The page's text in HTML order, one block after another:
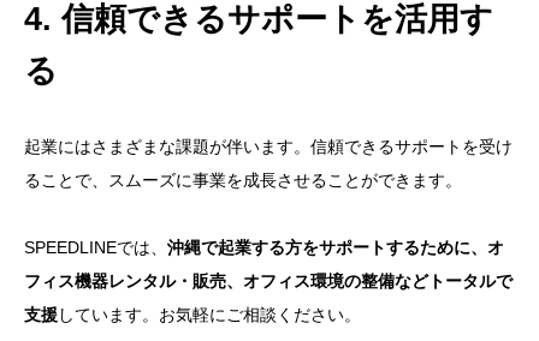
4. 信頼できるサポートを活用す
る
起業にはさまざまな課題が伴います。信頼できるサポートを受け
ることで、スムーズに事業を成長させることができます。
SPEEDLINEでは、 沖縄で起業する方をサポートするために、オ
フィス機器レンタル・販売、オフィス環境の整備などトータルで
支援しています。お気軽にご相談ください。